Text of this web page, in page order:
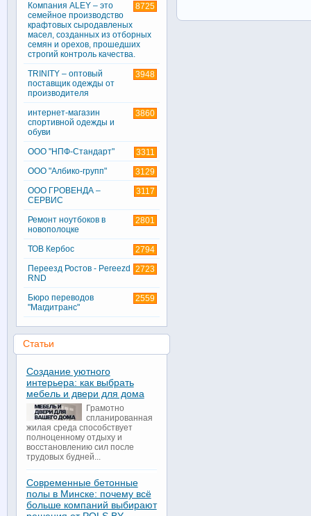
8725
Компания ALEY – это
семейное производство
крафтовых сыродавленых
масел, созданных из отборных
семян и орехов, прошедших
строгий контроль качества.
3948
TRINITY – оптовый
поставщик одежды от
производителя
3860
интернет-магазин
спортивной одежды и
обуви
3311
ООО "НПФ-Стандарт"
3129
ООО "Албико-групп"
3117
ООО ГРОВЕНДА –
СЕРВИС
2801
Ремонт ноутбоков в
новополоцке
2794
ТОВ Кербос
2723
Переезд Ростов - Pereezd
RND
2559
Бюро переводов
"Магдитранс"
Статьи
Создание уютного
интерьера: как выбрать
мебель и двери для дома
Грамотно
спланированная
жилая среда способствует
полноценному отдыху и
восстановлению сил после
трудовых будней...
Современные бетонные
полы в Минске: почему всё
больше компаний выбирают